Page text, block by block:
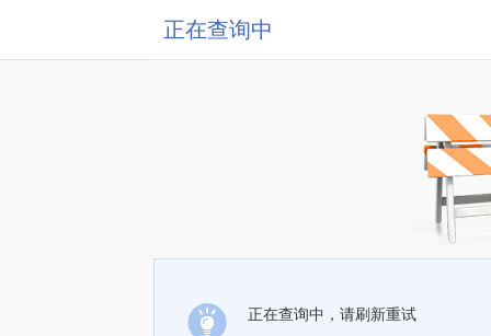
正在查询中
正在查询中，请刷新重试